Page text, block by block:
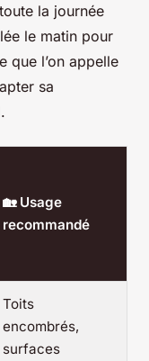
la journée
le matin pour
que l’on appelle
sa
🏡 Usage
recommandé
Toits
encombrés,
surfaces